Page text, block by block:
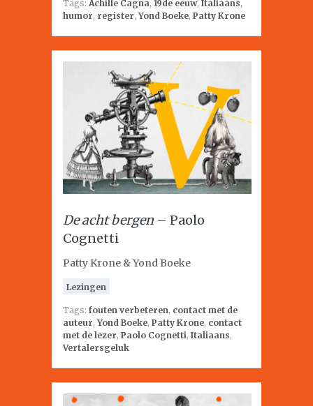
Tags: Achille Cagna, 19de eeuw, Italiaans,
humor, register,Yond Boeke, Patty Krone
De acht bergen – Paolo
Cognetti
Patty Krone & Yond Boeke
Lezingen
Tags: fouten verbeteren, contact met de
auteur,Yond Boeke, Patty Krone, contact
met de lezer, Paolo Cognetti, Italiaans,
Vertalersgeluk